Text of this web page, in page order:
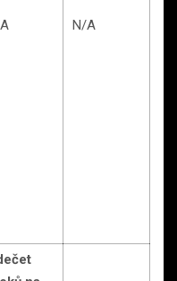
N/A